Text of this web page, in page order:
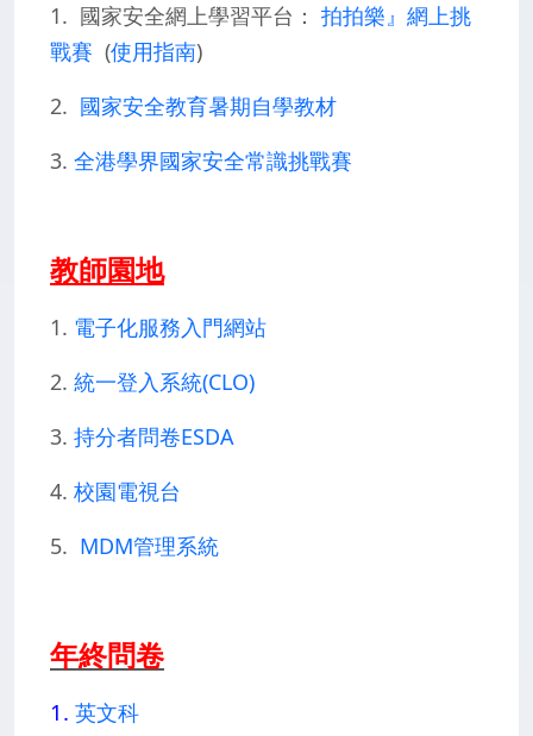
1. 國家安全網上學習平台： 拍拍樂』網上挑
戰賽 (使用指南)
2. 國家安全教育暑期自學教材
3. 全港學界國家安全常識挑戰賽
教師園地
1. 電子化服務入門網站
2. 統一登入系統(CLO)
3. 持分者問卷ESDA
4. 校園電視台
5. MDM管理系統
年終問卷
1. 英文科